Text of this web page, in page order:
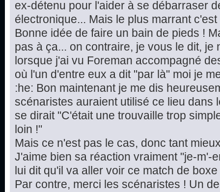
ex-détenu pour l'aider à se débarraser
électronique... Mais le plus marrant
Bonne idée de faire un bain de pieds !
pas à ça... on contraire, je vous le dit, je
lorsque j'ai vu Foreman accompagné
où l'un d'entre eux a dit "par là" moi je
:he: Bon maintenant je me dis
scénaristes auraient utilisé ce lieu dans
se dirait "C'était une trouvaille trop
loin !"
Mais ce n'est pas le cas, donc tant
J'aime bien sa réaction vraiment "je-m'-
lui dit qu'il va aller voir ce match de boxe
Par contre, merci les scénaristes ! Un